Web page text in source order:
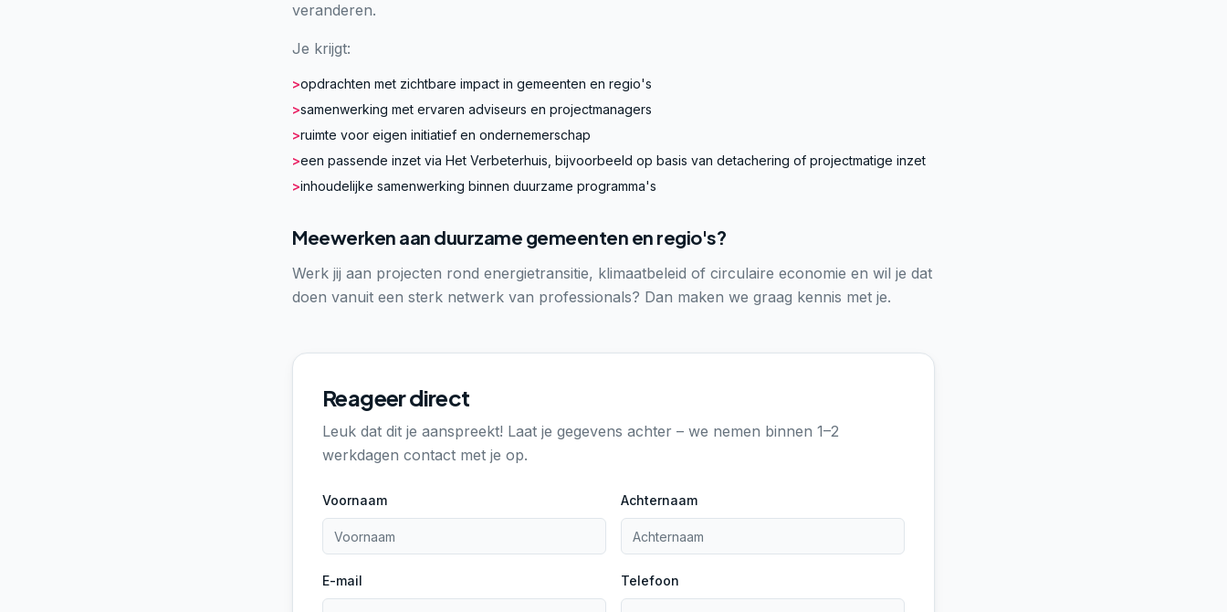
veranderen.
Je krijgt:
>opdrachten met zichtbare impact in gemeenten en regio's
>samenwerking met ervaren adviseurs en projectmanagers
>ruimte voor eigen initiatief en ondernemerschap
>een passende inzet via Het Verbeterhuis, bijvoorbeeld op basis van detachering of projectmatige inzet
>inhoudelijke samenwerking binnen duurzame programma's
Meewerken aan duurzame gemeenten en regio's?
Werk jij aan projecten rond energietransitie, klimaatbeleid of circulaire economie en wil je dat
doen vanuit een sterk netwerk van professionals? Dan maken we graag kennis met je.
Reageer direct
Leuk dat dit je aanspreekt! Laat je gegevens achter – we nemen binnen 1–2
werkdagen contact met je op.
Voornaam Achternaam
E-mail Telefoon